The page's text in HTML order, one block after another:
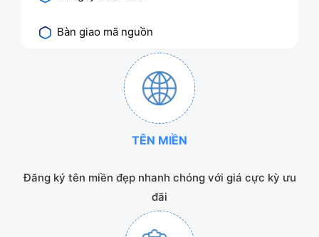
Bàn giao mã nguồn
TÊN MIỀN
Đăng ký tên miền đẹp nhanh chóng với giá cực kỳ ưu
đãi